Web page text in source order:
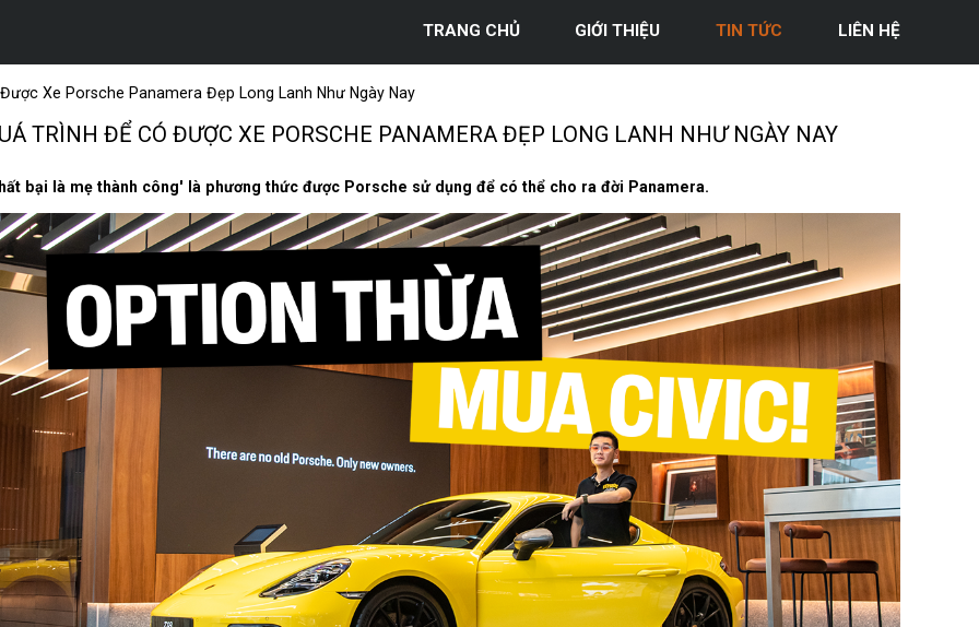
TRANG CHỦ GIỚI THIỆU TIN TỨC LIÊN HỆ
Xe Porsche Panamera Đẹp Long Lanh Như Ngày Nay
TRÌNH ĐỂ CÓ ĐƯỢC XE PORSCHE PANAMERA ĐẸP LONG LANH NHƯ NGÀY NAY
bại là mẹ thành công' là phương thức được Porsche sử dụng để có thể cho ra đời Panamera.